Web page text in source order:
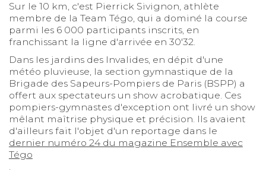
Sur le 10 km, c'est Pierrick Sivignon, athlète
membre de la Team Tégo, qui a dominé la course
parmi les 6 000 participants inscrits, en
franchissant la ligne d'arrivée en 30'32.
Dans les jardins des Invalides, en dépit d'une
météo pluvieuse, la section gymnastique de la
Brigade des Sapeurs-Pompiers de Paris (BSPP) a
offert aux spectateurs un show acrobatique. Ces
pompiers-gymnastes d'exception ont livré un show
mêlant maîtrise physique et précision. Ils avaient
d'ailleurs fait l'objet d'un reportage dans le
dernier numéro 24 du magazine Ensemble avec
Tégo
.